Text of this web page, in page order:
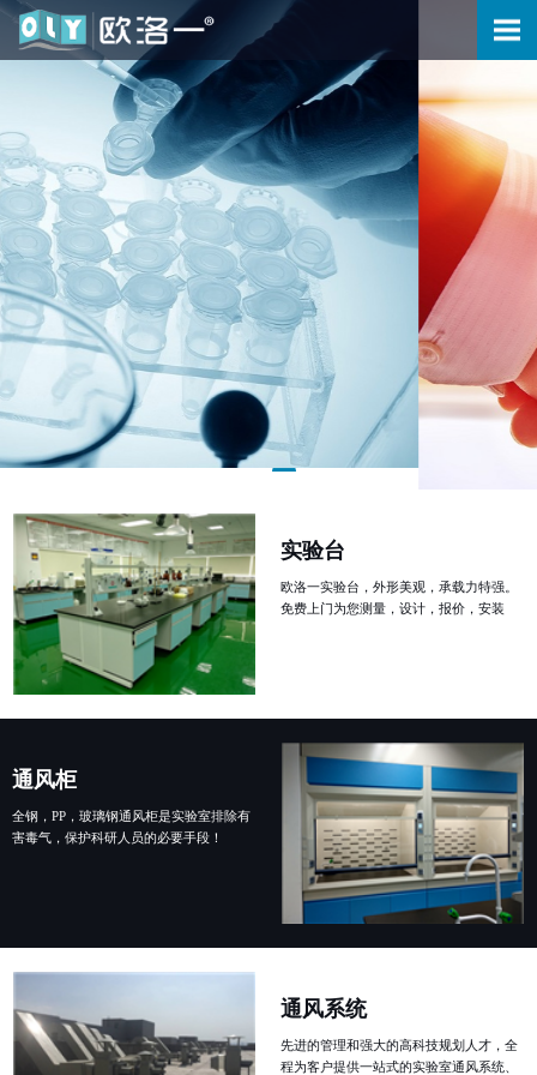
实验台
欧洛一实验台，外形美观，承载力特强。
免费上门为您测量，设计，报价，安装
通风柜
全钢，PP，玻璃钢通风柜是实验室排除有
害毒气，保护科研人员的必要手段！
通风系统
先进的管理和强大的高科技规划人才，全
程为客户提供一站式的实验室通风系统、